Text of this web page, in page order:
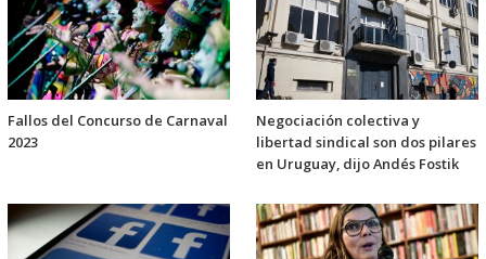
Fallos del Concurso de Carnaval
2023
Negociación colectiva y
libertad sindical son dos pilares
en Uruguay, dijo Andés Fostik